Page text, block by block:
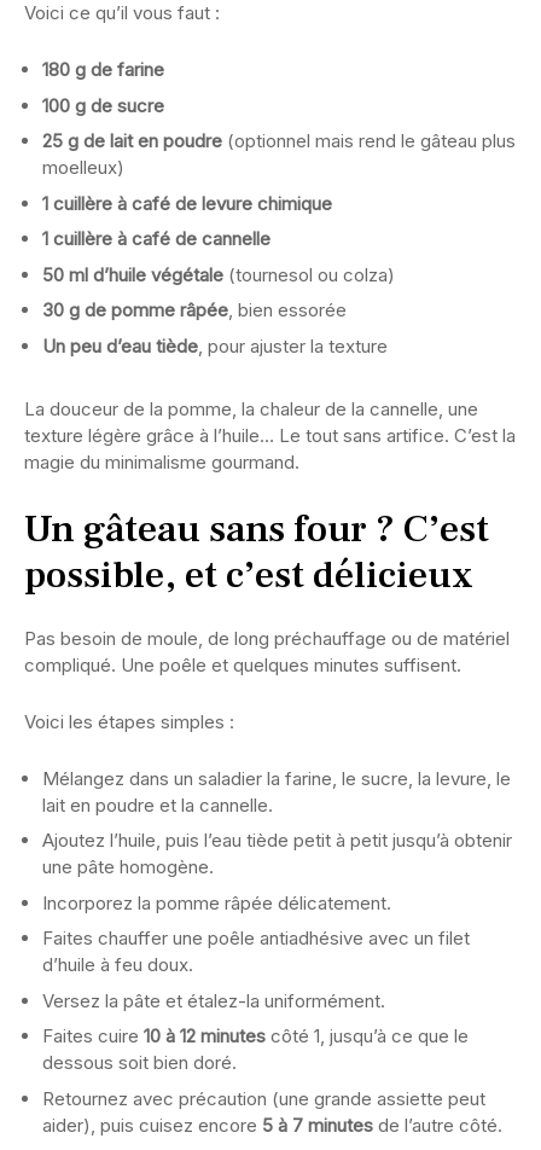
Voici ce qu’il vous faut :
180 g de farine
100 g de sucre
25 g de lait en poudre (optionnel mais rend le gâteau plus
moelleux)
1 cuillère à café de levure chimique
1 cuillère à café de cannelle
50 ml d’huile végétale (tournesol ou colza)
30 g de pomme râpée, bien essorée
Un peu d’eau tiède , pour ajuster la texture
La douceur de la pomme, la chaleur de la cannelle, une
texture légère grâce à l’huile… Le tout sans artifice. C’est la
magie du minimalisme gourmand.
Un gâteau sans four ? C’est
possible, et c’est délicieux
Pas besoin de moule, de long préchauffage ou de matériel
compliqué. Une poêle et quelques minutes suffisent.
Voici les étapes simples :
Mélangez dans un saladier la farine, le sucre, la levure, le
lait en poudre et la cannelle.
Ajoutez l’huile, puis l’eau tiède petit à petit jusqu’à obtenir
une pâte homogène.
Incorporez la pomme râpée délicatement.
Faites chauffer une poêle antiadhésive avec un filet
d’huile à feu doux.
Versez la pâte et étalez-la uniformément.
Faites cuire 10 à 12 minutes côté 1, jusqu’à ce que le
dessous soit bien doré.
Retournez avec précaution (une grande assiette peut
aider), puis cuisez encore 5 à 7 minutes de l’autre côté.